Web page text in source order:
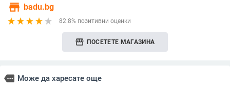
store badu.bg
82.8% позитивни оценки
storefront ПОСЕТЕТЕ МАГАЗИНА
more Може да харесате още